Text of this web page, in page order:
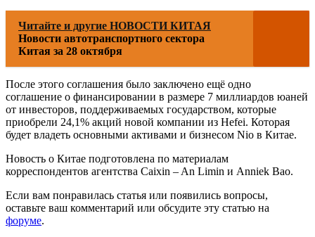
Читайте и другие НОВОСТИ КИТАЯ
Новости автотранспортного сектора
Китая за 28 октября
После этого соглашения было заключено ещё одно
соглашение о финансировании в размере 7 миллиардов юаней
от инвесторов, поддерживаемых государством, которые
приобрели 24,1% акций новой компании из Hefei. Которая
будет владеть основными активами и бизнесом Nio в Китае.
Новость о Китае подготовлена по материалам
корреспондентов агентства Caixin – An Limin и Anniek Bao.
Если вам понравилась статья или появились вопросы,
оставьте ваш комментарий или обсудите эту статью на
форуме.